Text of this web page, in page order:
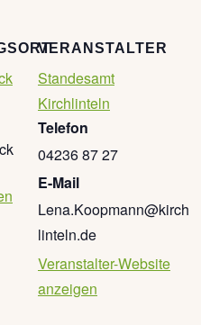
VERANSTALTER
Standesamt
Kirchlinteln
Telefon
04236 87 27
E-Mail
Lena.Koopmann@kirch
linteln.de
Veranstalter-Website
anzeigen